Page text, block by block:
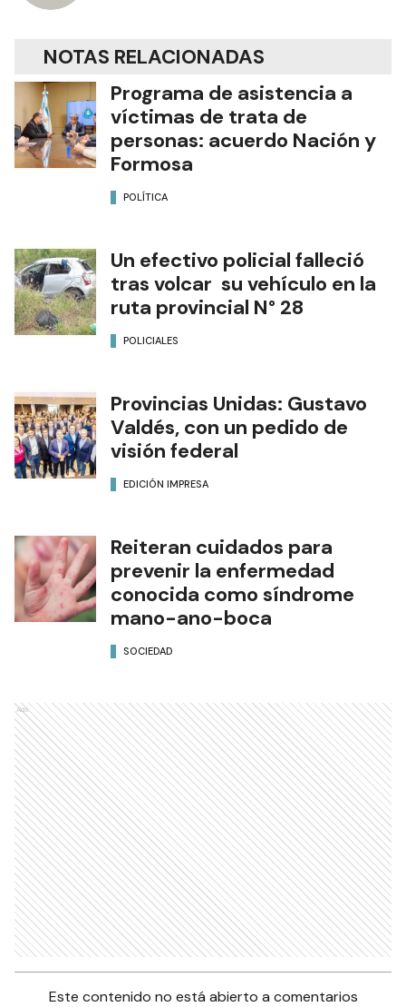
NOTAS RELACIONADAS
Programa de asistencia a
víctimas de trata de
personas: acuerdo Nación y
Formosa
POLÍTICA
Un efectivo policial falleció
tras volcar su vehículo en la
ruta provincial N° 28
POLICIALES
Provincias Unidas: Gustavo
Valdés, con un pedido de
visión federal
EDICIÓN IMPRESA
Reiteran cuidados para
prevenir la enfermedad
conocida como síndrome
mano-ano-boca
SOCIEDAD
Ads
Este contenido no está abierto a comentarios